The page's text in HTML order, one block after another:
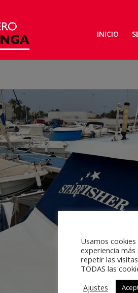
INICIO
Usamos
experiencia
repetir las
TODAS las
Ajustes